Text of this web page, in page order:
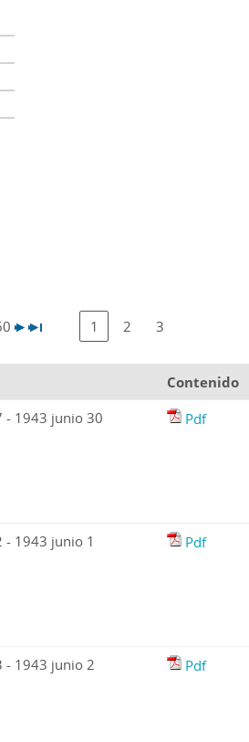
1 2 3
Contenido
- 1943 junio 30 Pdf
- 1943 junio 1 Pdf
- 1943 junio 2 Pdf